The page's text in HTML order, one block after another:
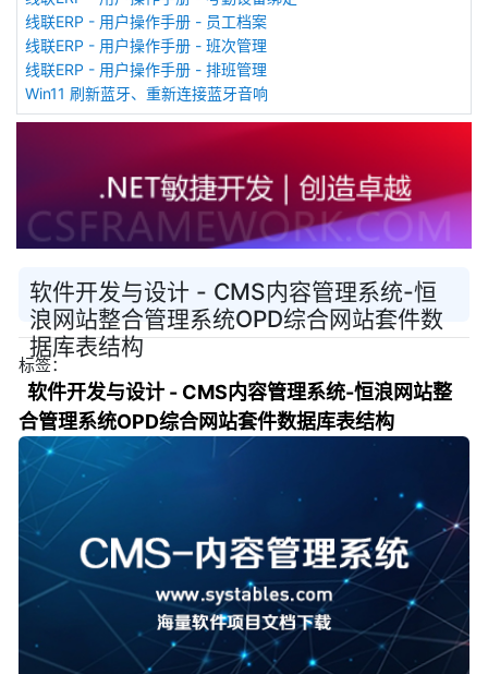
线联ERP - 用户操作手册 - 员工档案
线联ERP - 用户操作手册 - 班次管理
线联ERP - 用户操作手册 - 排班管理
Win11 刷新蓝牙、重新连接蓝牙音响
软件开发与设计 - CMS内容管理系统-恒
浪网站整合管理系统OPD综合网站套件数
据库表结构
标签：
软件开发与设计 - CMS内容管理系统-恒浪网站整
合管理系统OPD综合网站套件数据库表结构